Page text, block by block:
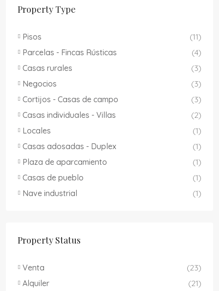
Property Type
Pisos
(11)
Parcelas - Fincas Rústicas
(4)
Casas rurales
(3)
Negocios
(3)
Cortijos - Casas de campo
(3)
Casas individuales - Villas
(2)
Locales
(1)
Casas adosadas - Duplex
(1)
Plaza de aparcamiento
(1)
Casas de pueblo
(1)
Nave industrial
(1)
Property Status
Venta
(23)
Alquiler
(21)